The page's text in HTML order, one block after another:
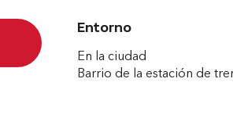
Entorno
Entorno
En la ciudad
Barrio de la estación de